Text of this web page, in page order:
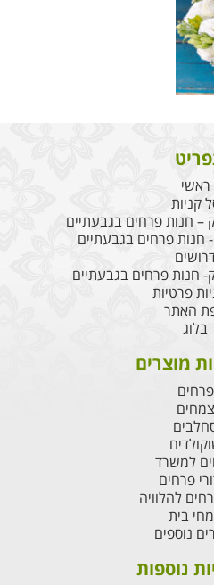
ראשי
קניות
– חנות פרחים בגבעתיים
חנות פרחים בגבעתיים
חנות פרחים בגבעתיים
פרטיות
האתר
בלוג
מוצרים
פרחים
צמחים
למשרד
פרחים
להלוויה
בית
נוספים
נוספות